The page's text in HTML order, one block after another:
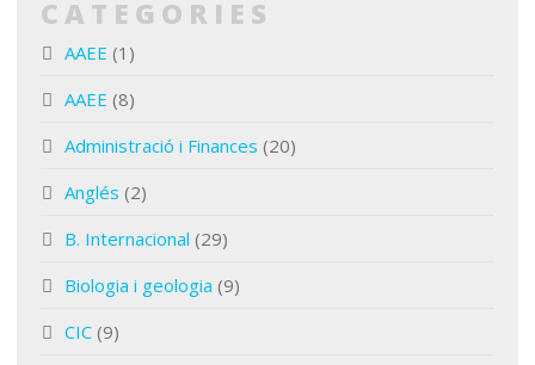
CATEGORIES
AAEE (1)
AAEE (8)
Administració i Finances (20)
Anglés (2)
B. Internacional (29)
Biologia i geologia (9)
CIC (9)